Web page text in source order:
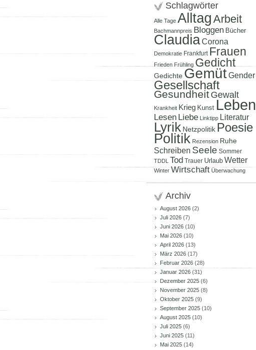
Schlagwörter
Alle Tage AlltagArbeit
Bachmannpreis Bloggen Bücher
ClaudiaCorona
Demokratie Frankfurt Frauen
Frieden Frühling Gedicht
Gedichte GemütGender
Gesellschaft
Gesundheit Gewalt
Krankheit Krieg Kunst Leben
Lesen Liebe Linktipp Literatur
Lyrik Netzpolitik Poesie
Politik Rezension Ruhe
Schreiben Seele Sommer
TDDL Tod Trauer Urlaub Wetter
Winter Wirtschaft Überwachung
Archiv
August 2026 (2)
Juli 2026 (7)
Juni 2026 (10)
Mai 2026 (10)
April 2026 (13)
März 2026 (17)
Februar 2026 (28)
Januar 2026 (31)
Dezember 2025 (6)
November 2025 (8)
Oktober 2025 (9)
September 2025 (10)
August 2025 (10)
Juli 2025 (6)
Juni 2025 (11)
Mai 2025 (14)